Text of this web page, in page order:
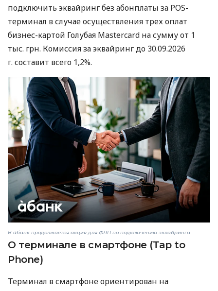
подключить эквайринг без абонплаты за POS-
терминал в случае осуществления трех оплат
бизнес-картой Голубая Mastercard на сумму от 1
тыс. грн. Комиссия за эквайринг до 30.09.2026
г. составит всего 1,2%.
В àбанк продолжается акция для ФЛП по подключению эквайринга
О терминале в смартфоне (Tap to
Phone)
Терминал в смартфоне ориентирован на